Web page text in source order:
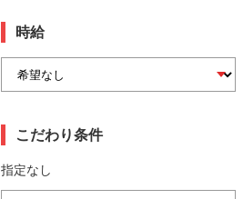
時給
こだわり条件
指定なし